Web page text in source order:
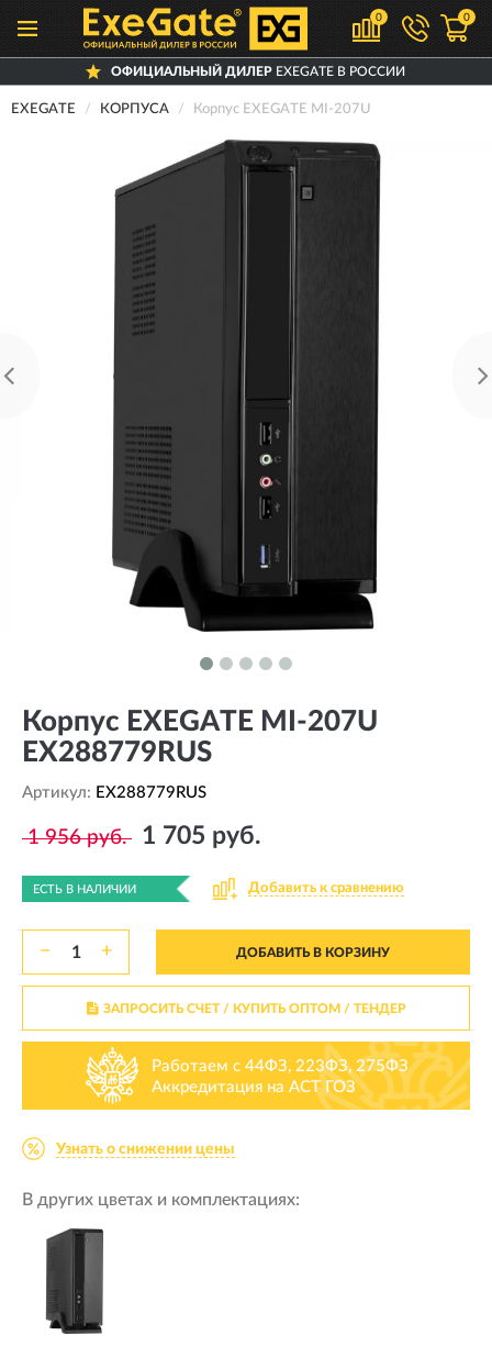
0 0
ОФИЦИАЛЬНЫЙ ДИЛЕРEXEGATE В РОССИИ
EXEGATE КОРПУСА Корпус EXEGATE MI-207U
Корпус EXEGATE MI-207U
EX288779RUS
Артикул: EX288779RUS
1 956 руб. 1 705 руб.
ЕСТЬ В НАЛИЧИИ Добавить к сравнению
− + ДОБАВИТЬ В КОРЗИНУ
ЗАПРОСИТЬ СЧЕТ / КУПИТЬ ОПТОМ/ ТЕНДЕР
Работаем с 44ФЗ, 223ФЗ, 275ФЗ
Аккредитация на АСТ ГОЗ
Узнать о снижении цены
В других цветах и комплектациях: